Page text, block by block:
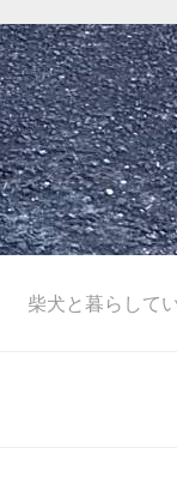
柴犬と暮らして